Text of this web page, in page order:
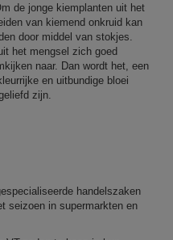
de jonge kiemplanten uit het
van kiemend onkruid kan
door middel van stokjes.
het mengsel zich goed
naar. Dan wordt het, een
en uitbundige bloei
zijn.
handelszaken
seizoen in supermarkten en